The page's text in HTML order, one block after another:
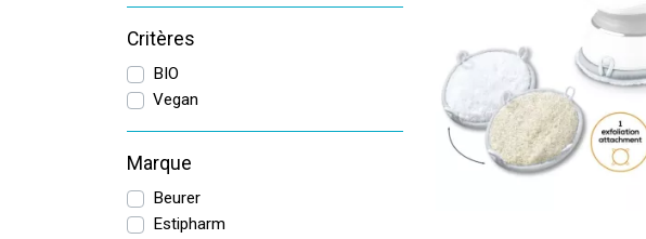
Critères
BIO
Vegan
Marque
Beurer
Estipharm